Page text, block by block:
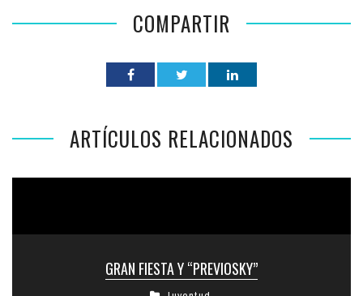
COMPARTIR
ARTÍCULOS RELACIONADOS
GRAN FIESTA Y “PREVIOSKY”